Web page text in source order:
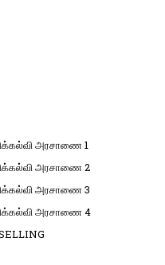
அரசாணை 1
அரசாணை 2
அரசாணை 3
அரசாணை 4